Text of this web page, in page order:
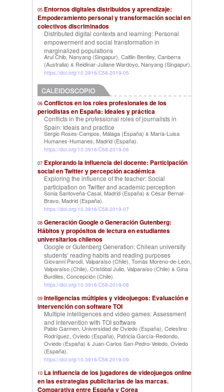
05 Entornos digitales distribuidos y aprendizaje:
Empoderamiento personal y transformación social en
colectivos discriminados
Distributed digital contexts and learning: Personal
empowerment and social transformation in
marginalized populations
Arul Chib, Nanyang (Singapur), Caitlin Bentley, Canberra
(Australia) & Reidinar-Juliane Wardoyo, Nanyang (Singapur).
https://doi.org/10.3916/C58-2019-05
06 Conflictos en los roles profesionales de los
periodistas en España: Ideales y práctica
Conflicts in the professional roles of journalists in
Spain: Ideals and practice
Sergio Roses-Campos, Málaga (España) & María-Luisa
Humanes-Humanes, Madrid (España).
https://doi.org/10.3916/C58-2019-06
07 Explorando la influencia del docente: Participación
social en Twitter y percepción académica
Exploring the influence of the teacher: Social
participation on Twitter and academic perception
Sonia Santoveña-Casal, Madrid (España) & César Bernal-
Bravo, Madrid (España).
https://doi.org/10.3916/C58-2019-07
08 Generación Google o Generación Gutenberg:
Hábitos y propósitos de lectura en estudiantes
universitarios chilenos
Google or Gutenberg Generation: Chilean university
students’ reading habits and reading purposes
Giovanni Parodi, Valparaíso (Chile), Tomás Moreno-de-León,
Valparaíso (Chile), Cristóbal Julio, Valparaíso (Chile) & Gina
Burdiles, Concepción (Chile).
https://doi.org/10.3916/C58-2019-08
09 Inteligencias múltiples y videojuegos: Evaluación e
intervención con software TOI
Multiple intelligences and video games: Assessment
and intervention with TOI software
Pablo Garmen, Universidad de Oviedo (España), Celestino
Rodríguez, Oviedo (España), Patricia García-Redondo,
Oviedo (España) & Juan-Carlos San-Pedro-Veledo, Oviedo
(España).
https://doi.org/10.3916/C58-2019-09
10 La influencia de los jugadores de videojuegos online
en las estrategias publicitarias de las marcas.
Comparativa entre España y Corea